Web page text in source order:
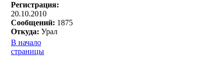
Регистрация:
20.10.2010
Сообщений: 1875
Откуда: Урал
В начало
страницы